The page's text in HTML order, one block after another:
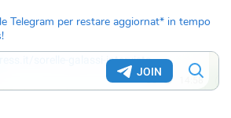
Telegram per restare aggiornat* in tempo